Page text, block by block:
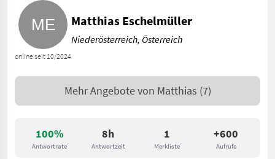
100%
Antwortrate
8h
Antwortzeit
1
Merkliste
+600
Aufrufe
online seit 10/2024
Matthias Eschelmüller
Niederösterreich, Österreich
Mehr Angebote von Matthias (7)